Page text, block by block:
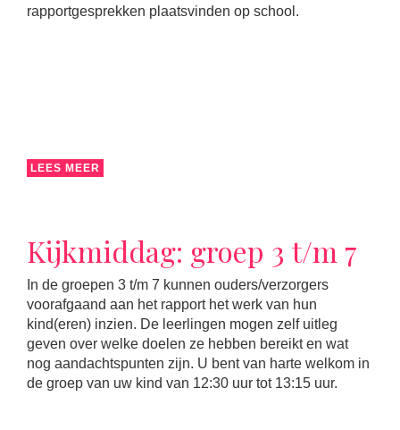
rapportgesprekken plaatsvinden op school.
LEES MEER
Kijkmiddag: groep 3 t/m 7
In de groepen 3 t/m 7 kunnen ouders/verzorgers
voorafgaand aan het rapport het werk van hun
kind(eren) inzien. De leerlingen mogen zelf uitleg
geven over welke doelen ze hebben bereikt en wat
nog aandachtspunten zijn. U bent van harte welkom in
de groep van uw kind van 12:30 uur tot 13:15 uur.